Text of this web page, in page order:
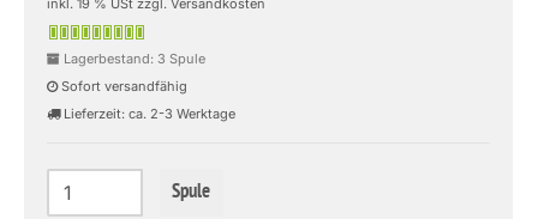
inkl. 19 % USt zzgl. Versandkosten
Lagerbestand: 3 Spule
Sofort versandfähig
Lieferzeit: ca. 2-3 Werktage
Spule